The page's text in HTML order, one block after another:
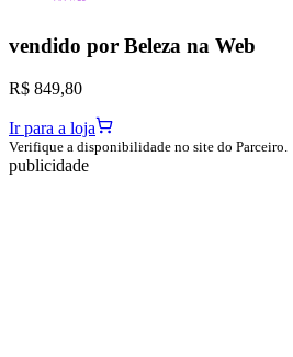
vendido por Beleza na Web
R$ 849,80
Ir para a loja
Verifique a disponibilidade no site do Parceiro.
publicidade